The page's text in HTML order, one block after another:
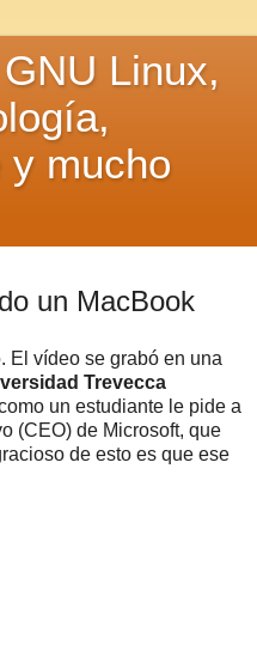
Linux,
y mucho
un MacBook
El vídeo se grabó en una
Trevecca
un estudiante le pide a
(CEO) de Microsoft, que
de esto es que ese